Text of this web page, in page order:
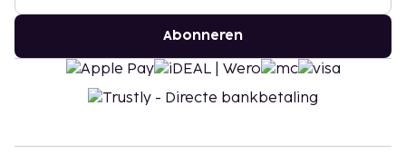
Abonneren